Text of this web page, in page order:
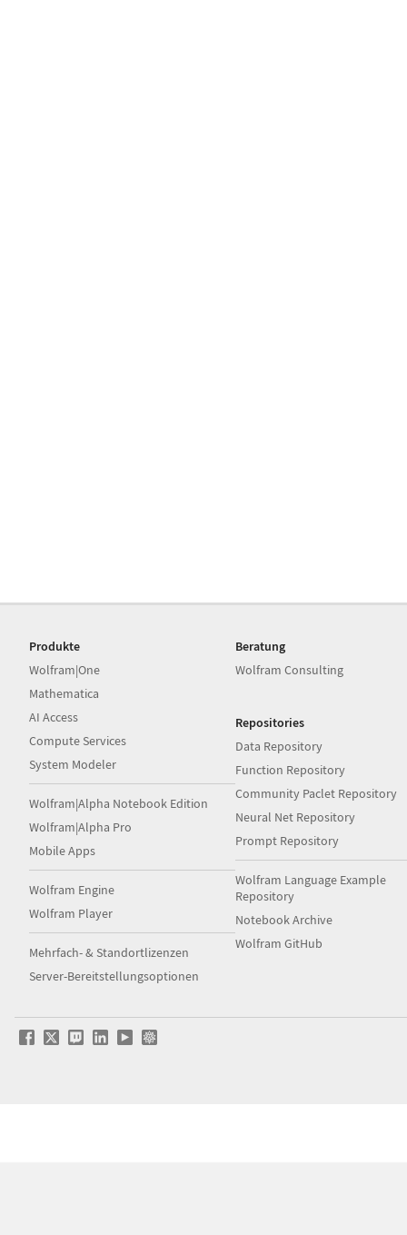
Produkte
Wolfram|One
Mathematica
AI Access
Compute Services
System Modeler
Wolfram|Alpha Notebook Edition
Wolfram|Alpha Pro
Mobile Apps
Wolfram Engine
Wolfram Player
Mehrfach- & Standortlizenzen
Server-Bereitstellungsoptionen
Beratung
Wolfram Consulting
Repositories
Data Repository
Function Repository
Community Paclet Repository
Neural Net Repository
Prompt Repository
Wolfram Language Example
Repository
Notebook Archive
Wolfram GitHub